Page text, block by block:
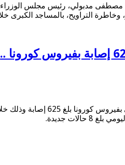
مصطفى مدبولي، رئيس مجلس
وخاطرة التراويح، بالمساجد
أعلنت وزارة الصحة
جديدة.